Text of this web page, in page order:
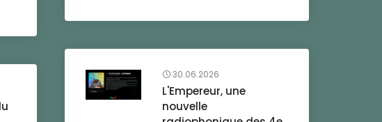
30.06.2026
L'Empereur, une
nouvelle